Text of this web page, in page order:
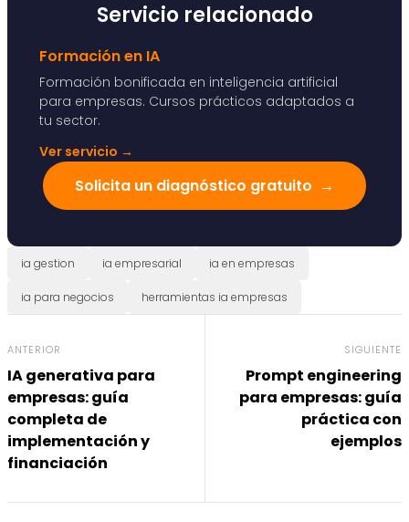
Servicio relacionado
Formación en IA
Formación bonificada en inteligencia artificial
para empresas. Cursos prácticos adaptados a
tu sector.
Ver servicio →
Solicita un diagnóstico gratuito →
ia gestion ia empresarial ia en empresas
ia para negocios herramientas ia empresas
ANTERIOR
IA generativa para
empresas: guía
completa de
implementación y
financiación
SIGUIENTE
Prompt engineering
para empresas: guía
práctica con
ejemplos